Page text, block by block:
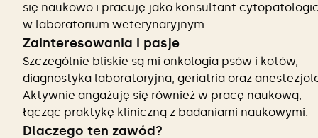
się naukowo i pracuję jako konsultant
w laboratorium weterynaryjnym.
Zainteresowania i pasje
Szczególnie bliskie są mi onkologia psów i kotów,
diagnostyka laboratoryjna, geriatria oraz
Aktywnie angażuję się również w pracę naukową,
łącząc praktykę kliniczną z badaniami naukowymi.
Dlaczego ten zawód?